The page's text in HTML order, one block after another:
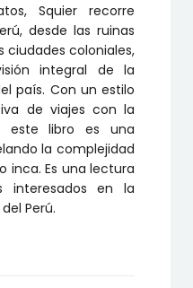
Squier recorre
desde las ruinas
ciudades coloniales,
integral de la
país. Con un estilo
de viajes con la
este libro es una
la complejidad
inca. Es una lectura
interesados en la
Perú.